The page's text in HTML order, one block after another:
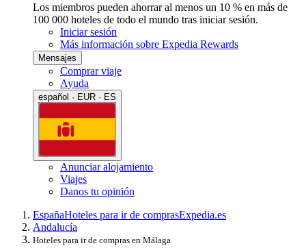
Los miembros pueden ahorrar al menos un 10 % en más de
100 000 hoteles de todo el mundo tras iniciar sesión.
Iniciar sesión
Más información sobre Expedia Rewards
Mensajes
Comprar viaje
Ayuda
español · EUR · ES
Anunciar alojamiento
Viajes
Danos tu opinión
EspañaHoteles para ir de comprasExpedia.es
Andalucía
Hoteles para ir de compras en Málaga